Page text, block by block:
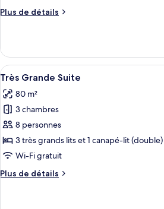
chambre :
(Large)
Plus de détails
Plus
Suite
supérieure
(Large)
Afficher
toutes
les
photos
pour
ce
type
chambre :
Une
6
Très Grande Suite
80 m²
3 chambres
8 personnes
3 très grands lits et 1 canapé-lit (double)
Wi-Fi gratuit
Plus de détails
Plus